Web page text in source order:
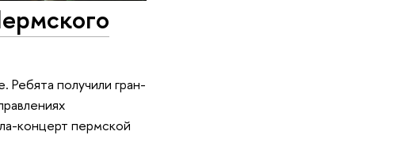
получили гран-
концерт пермской